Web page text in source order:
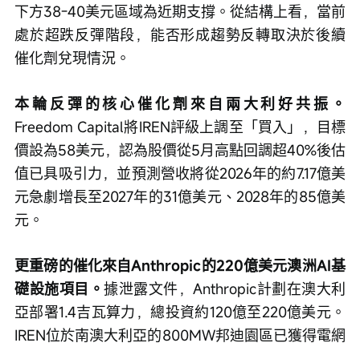
下方38-40美元區域為近期支撐。從結構上看，當前
處於超跌反彈階段，能否形成趨勢反轉取決於後續
催化劑兌現情況。
本輪反彈的核心催化劑來自兩大利好共振。
Freedom Capital將IREN評級上調至「買入」，目標
價設為58美元，認為股價從5月高點回調超40%後估
值已具吸引力，並預測營收將從2026年的約7.17億美
元急劇增長至2027年的31億美元、2028年的85億美
元。
更重磅的催化來自Anthropic的220億美元澳洲AI基
礎設施項目。 據泄露文件，Anthropic計劃在澳大利
亞部署1.4吉瓦算力，總投資約120億至220億美元。
IREN位於南澳大利亞的800MW邦迪園區已獲得電網